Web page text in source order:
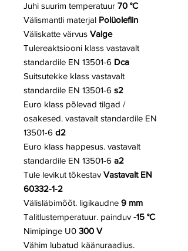
Juhi suurim temperatuur 70 °C
Välismantli materjal Polüolefiin
Väliskatte värvus Valge
Tulereaktsiooni klass vastavalt
standardile EN 13501-6 Dca
Suitsutekke klass vastavalt
standardile EN 13501-6 s2
Euro klass põlevad tilgad /
osakesed. vastavalt standardile EN
13501-6 d2
Euro klass happesus. vastavalt
standardile EN 13501-6 a2
Tule levikut tõkestav Vastavalt EN
60332-1-2
Välisläbimõõt. ligikaudne 9 mm
Talitlustemperatuur. painduv -15 °C
Nimipinge U0 300 V
Vähim lubatud käänuraadius.